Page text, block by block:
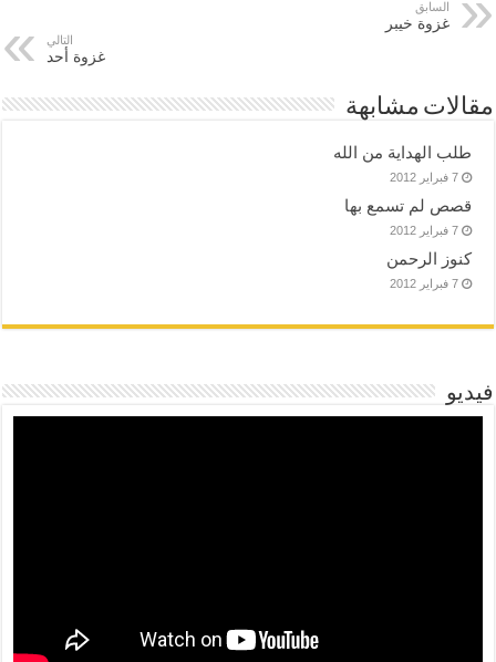
السابق
غزوة خيبر
التالي
غزوة أحد
مقالات مشابهة
طلب الهداية من الله
7 فبراير 2012
قصص لم تسمع بها
7 فبراير 2012
كنوز الرحمن
7 فبراير 2012
فيديو